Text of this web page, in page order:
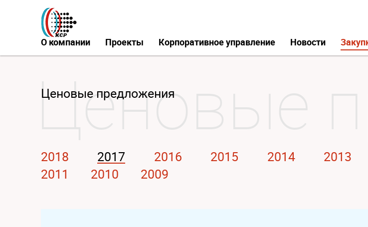
О компании Проекты Корпоративное управление Новости
Ценовые предложения
2018 2017 2016 2015 2014 2013
2011
2010 2009